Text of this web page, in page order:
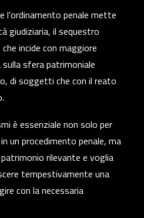
penale mette
giudiziaria, il sequestro
incide con maggiore
sfera patrimoniale
di soggetti che con il reato
è essenziale non solo per
un procedimento penale, ma
rilevante e voglia
tempestivamente una
con la necessaria